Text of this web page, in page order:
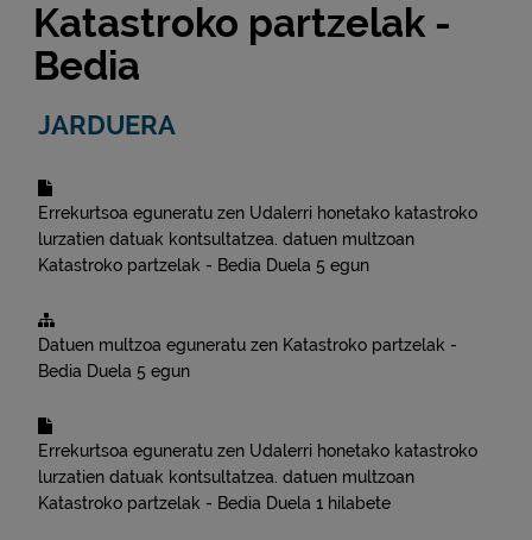
Katastroko partzelak -
Bedia
JARDUERA
Errekurtsoa eguneratu zen Udalerri honetako katastroko
lurzatien datuak kontsultatzea. datuen multzoan
Katastroko partzelak - Bedia Duela 5 egun
Datuen multzoa eguneratu zen Katastroko partzelak -
Bedia Duela 5 egun
Errekurtsoa eguneratu zen Udalerri honetako katastroko
lurzatien datuak kontsultatzea. datuen multzoan
Katastroko partzelak - Bedia Duela 1 hilabete